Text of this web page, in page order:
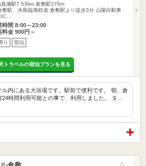
真備駅7.53km 倉敷駅276m
敷駅、水島臨海鉄道 倉敷駅より徒歩3分 山陽自動車
時間 8:00～23:00
料金 900円～
り 宿泊
トラベルの宿泊プランを見る
ル内にある大浴場です。駅前で便利です。 朝、倉
24時間利用可能との事で、利用しました。 タ…